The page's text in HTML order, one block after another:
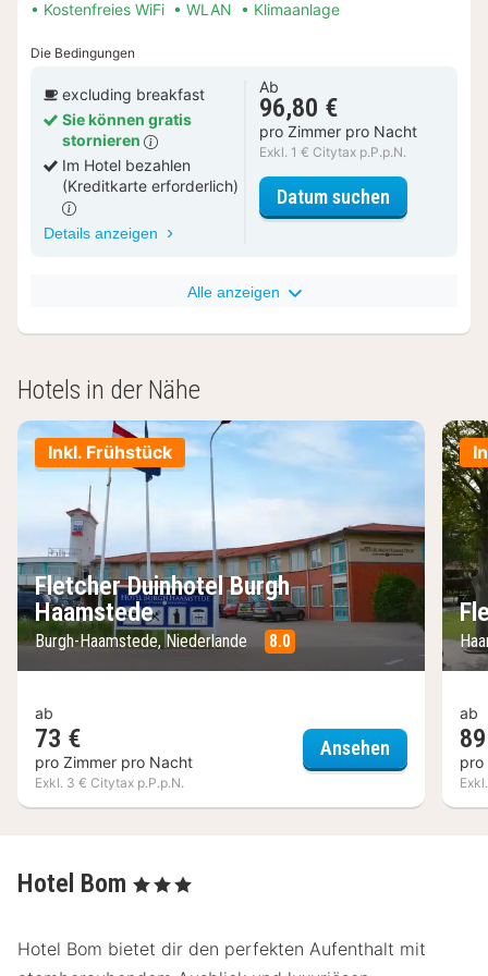
Kostenfreies WiFi WLAN Klimaanlage
Die Bedingungen
excluding breakfast
Sie können gratis
stornieren
Im Hotel bezahlen
(Kreditkarte erforderlich)
Details anzeigen
Ab
96,80 €
pro Zimmer pro Nacht
Exkl. 1 € Citytax p.P.p.N.
Datum suchen
Alle anzeigen
Hotels in der Nähe
Inkl. Frühstück
Fletcher Duinhotel Burgh
Haamstede
Burgh-Haamstede, Niederlande 8.0
ab
73 €
pro Zimmer pro Nacht
Exkl. 3 € Citytax p.P.p.N.
Ansehen Fletcher
ab
pro
Hotel Bom , 3 Sterne
Hotel Bom bietet dir den perfekten Aufenthalt mit